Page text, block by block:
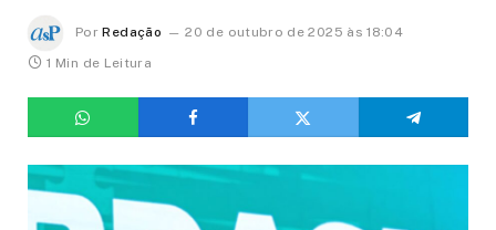
Por Redação
20 de outubro de 2025 às 18:04
1 Min de Leitura